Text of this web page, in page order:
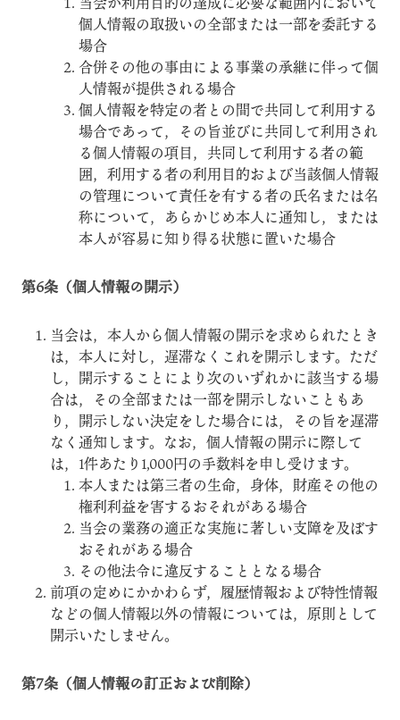
個人情報の取扱いの全部または一部を委託する
場合
合併その他の事由による事業の承継に伴って個
人情報が提供される場合
個人情報を特定の者との間で共同して利用する
場合であって，その旨並びに共同して利用され
る個人情報の項目，共同して利用する者の範
囲，利用する者の利用目的および当該個人情報
の管理について責任を有する者の氏名または名
称について，あらかじめ本人に通知し，または
本人が容易に知り得る状態に置いた場合
第6条（個人情報の開示）
当会は，本人から個人情報の開示を求められたとき
は，本人に対し，遅滞なくこれを開示します。ただ
し，開示することにより次のいずれかに該当する場
合は，その全部または一部を開示しないこともあ
り，開示しない決定をした場合には，その旨を遅滞
なく通知します。なお，個人情報の開示に際して
は，1件あたり1,000円の手数料を申し受けます。
本人または第三者の生命，身体，財産その他の
権利利益を害するおそれがある場合
当会の業務の適正な実施に著しい支障を及ぼす
おそれがある場合
その他法令に違反することとなる場合
前項の定めにかかわらず，履歴情報および特性情報
などの個人情報以外の情報については，原則として
開示いたしません。
第7条（個人情報の訂正および削除）